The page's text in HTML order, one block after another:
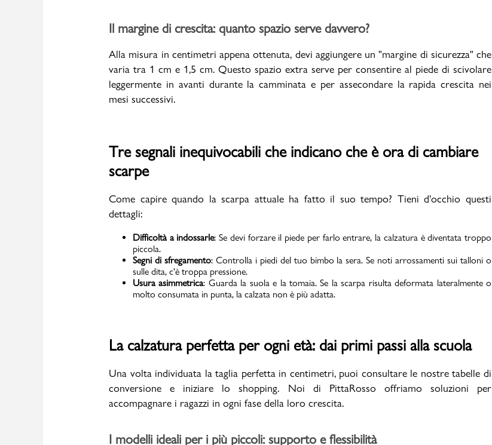
Il margine di crescita: quanto spazio serve davvero?
Alla misura in centimetri appena ottenuta, devi aggiungere un "margine di sicurezza" che
varia tra 1 cm e 1,5 cm. Questo spazio extra serve per consentire al piede di scivolare
leggermente in avanti durante la camminata e per assecondare la rapida crescita nei
mesi successivi.
Tre segnali inequivocabili che indicano che è ora di cambiare
scarpe
Come capire quando la scarpa attuale ha fatto il suo tempo? Tieni d'occhio questi
dettagli:
Difficoltà a indossarle: Se devi forzare il piede per farlo entrare, la calzatura è diventata troppo
piccola.
Segni di sfregamento: Controlla i piedi del tuo bimbo la sera. Se noti arrossamenti sui talloni o
sulle dita, c'è troppa pressione.
Usura asimmetrica: Guarda la suola e la tomaia. Se la scarpa risulta deformata lateralmente o
molto consumata in punta, la calzata non è più adatta.
La calzatura perfetta per ogni età: dai primi passi alla scuola
Una volta individuata la taglia perfetta in centimetri, puoi consultare le nostre tabelle di
conversione e iniziare lo shopping. Noi di PittaRosso offriamo soluzioni per
accompagnare i ragazzi in ogni fase della loro crescita.
I modelli ideali per i più piccoli: supporto e flessibilità